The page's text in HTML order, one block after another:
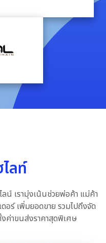
ลท์
น์ เรามุ่งเน้นช่วยพ่อค้า แม่ค้า
ดอร์ เพิ่มยอดขาย รวมไปถึงจัด
ค่าขนส่งราคาสุดพิเศษ